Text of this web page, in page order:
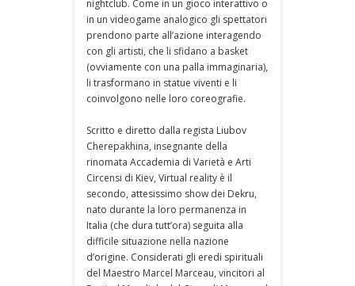
nightclub. Come in un gioco interattivo o
in un videogame analogico gli spettatori
prendono parte all’azione interagendo
con gli artisti, che li sfidano a basket
(ovviamente con una palla immaginaria),
li trasformano in statue viventi e li
coinvolgono nelle loro coreografie.
Scritto e diretto dalla regista Liubov
Cherepakhina, insegnante della
rinomata Accademia di Varietà e Arti
Circensi di Kiev, Virtual reality è il
secondo, attesissimo show dei Dekru,
nato durante la loro permanenza in
Italia (che dura tutt’ora) seguita alla
difficile situazione nella nazione
d’origine. Considerati gli eredi spirituali
del Maestro Marcel Marceau, vincitori al